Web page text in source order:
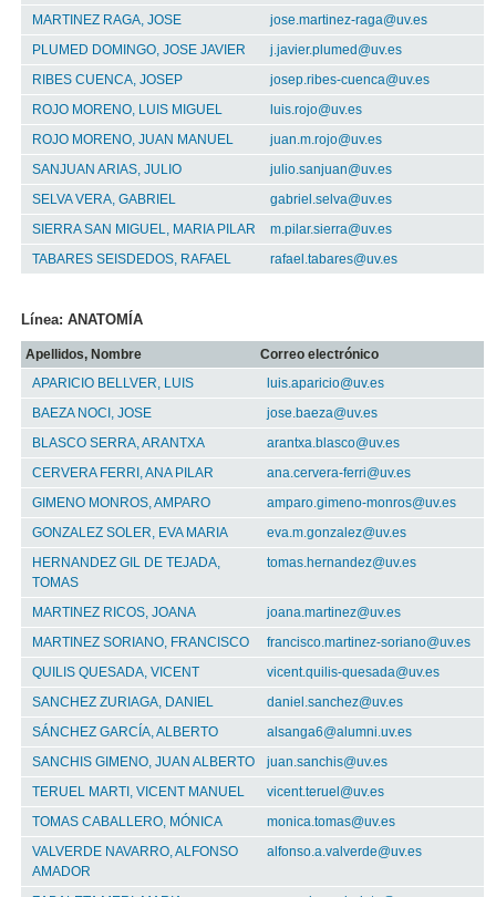
MARTINEZ RAGA, JOSE
jose.martinez-raga@uv.es
PLUMED DOMINGO, JOSE JAVIER
j.javier.plumed@uv.es
RIBES CUENCA, JOSEP
josep.ribes-cuenca@uv.es
ROJO MORENO, LUIS MIGUEL
luis.rojo@uv.es
ROJO MORENO, JUAN MANUEL
juan.m.rojo@uv.es
SANJUAN ARIAS, JULIO
julio.sanjuan@uv.es
SELVA VERA, GABRIEL
gabriel.selva@uv.es
SIERRA SAN MIGUEL, MARIA PILAR
m.pilar.sierra@uv.es
TABARES SEISDEDOS, RAFAEL
rafael.tabares@uv.es
Línea: ANATOMÍA
Apellidos, Nombre
Correo electrónico
APARICIO BELLVER, LUIS
luis.aparicio@uv.es
BAEZA NOCI, JOSE
jose.baeza@uv.es
BLASCO SERRA, ARANTXA
arantxa.blasco@uv.es
CERVERA FERRI, ANA PILAR
ana.cervera-ferri@uv.es
GIMENO MONROS, AMPARO
amparo.gimeno-monros@uv.es
GONZALEZ SOLER, EVA MARIA
eva.m.gonzalez@uv.es
HERNANDEZ GIL DE TEJADA,
TOMAS
tomas.hernandez@uv.es
MARTINEZ RICOS, JOANA
joana.martinez@uv.es
MARTINEZ SORIANO, FRANCISCO
francisco.martinez-soriano@uv.es
QUILIS QUESADA, VICENT
vicent.quilis-quesada@uv.es
SANCHEZ ZURIAGA, DANIEL
daniel.sanchez@uv.es
SÁNCHEZ GARCÍA, ALBERTO
alsanga6@alumni.uv.es
SANCHIS GIMENO, JUAN ALBERTO
juan.sanchis@uv.es
TERUEL MARTI, VICENT MANUEL
vicent.teruel@uv.es
TOMAS CABALLERO, MÓNICA
monica.tomas@uv.es
VALVERDE NAVARRO, ALFONSO
AMADOR
alfonso.a.valverde@uv.es